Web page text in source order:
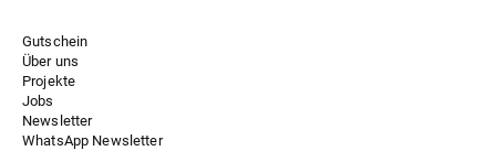
Gutschein
Über uns
Projekte
Jobs
Newsletter
WhatsApp Newsletter